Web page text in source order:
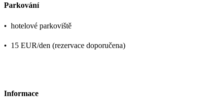
Parkování
• hotelové parkoviště
• 15 EUR/den (rezervace doporučena)
Informace